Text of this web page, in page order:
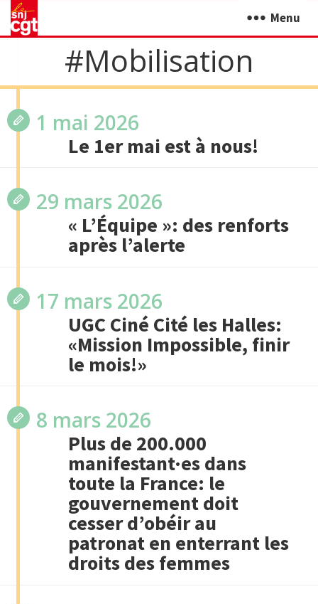
Menu
#mobilisation
1 mai 2026
Le 1er mai est à nous!
29 mars 2026
« L’Équipe »: des renforts
après l’alerte
17 mars 2026
UGC Ciné Cité les Halles:
«Mission Impossible, finir
le mois!»
8 mars 2026
Plus de 200.000
manifestant·es dans
toute la France: le
gouvernement doit
cesser d’obéir au
patronat en enterrant les
droits des femmes